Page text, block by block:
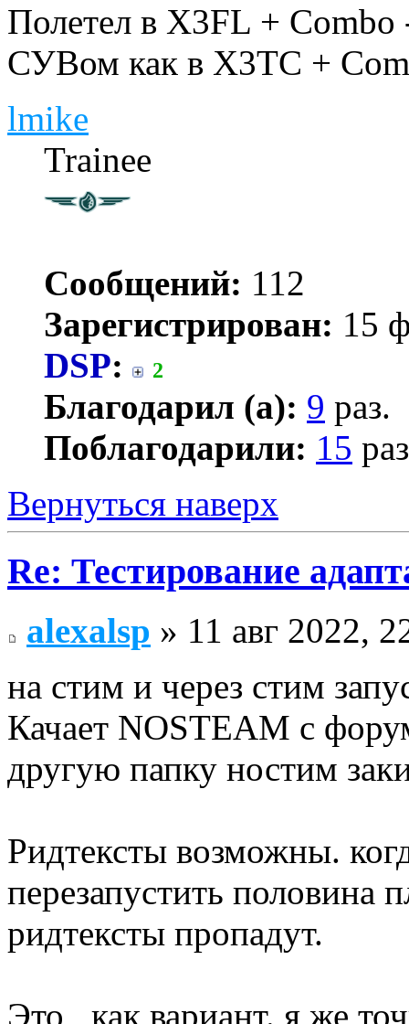
Полетел в X3FL + Combo
СУВом как в X3TC +
lmike
Trainee
Сообщений: 112
Зарегистрирован: 15
DSP: 2
Благодарил (а): 9 раз.
Поблагодарили: 15
Вернуться наверх
Re: Тестирование
alexalsp » 11 авг 2022,
на стим и через стим
Качает NOSTEAM с
другую папку ностим
Ридтексты возможны.
перезапустить половина
ридтексты пропадут.
Это , как вариант. я же